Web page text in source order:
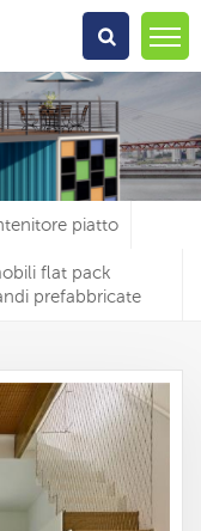
piatto
flat pack
prefabbricate